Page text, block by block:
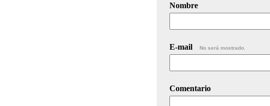
Nombre
E-mail No será mostrado.
Comentario